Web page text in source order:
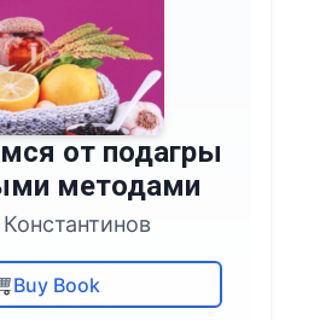
от подагры
методами
Buy Book